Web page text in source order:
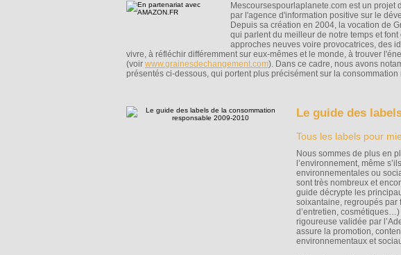
Mescoursespourlaplanete.com est un
par l'agence d'information positive sur le
Depuis sa création en 2004, la vocation de
qui parlent du meilleur de notre temps et
approches neuves voire provocatrices, des
vivre, à réfléchir différemment sur eux-mêmes et le monde, à trouver
(voir www.grainesdechangement.com). Dans ce cadre, nous avons
présentés ci-dessous, qui portent plus précisément sur la
Le guide des
Tous les labels pour
Nous sommes de plus en
l’environnement, même
environnementales ou
sont très nombreux et
guide décrypte les
soixantaine, regroupés par
d’entretien,
rigoureuse validée par
assure la promotion,
environnementaux et